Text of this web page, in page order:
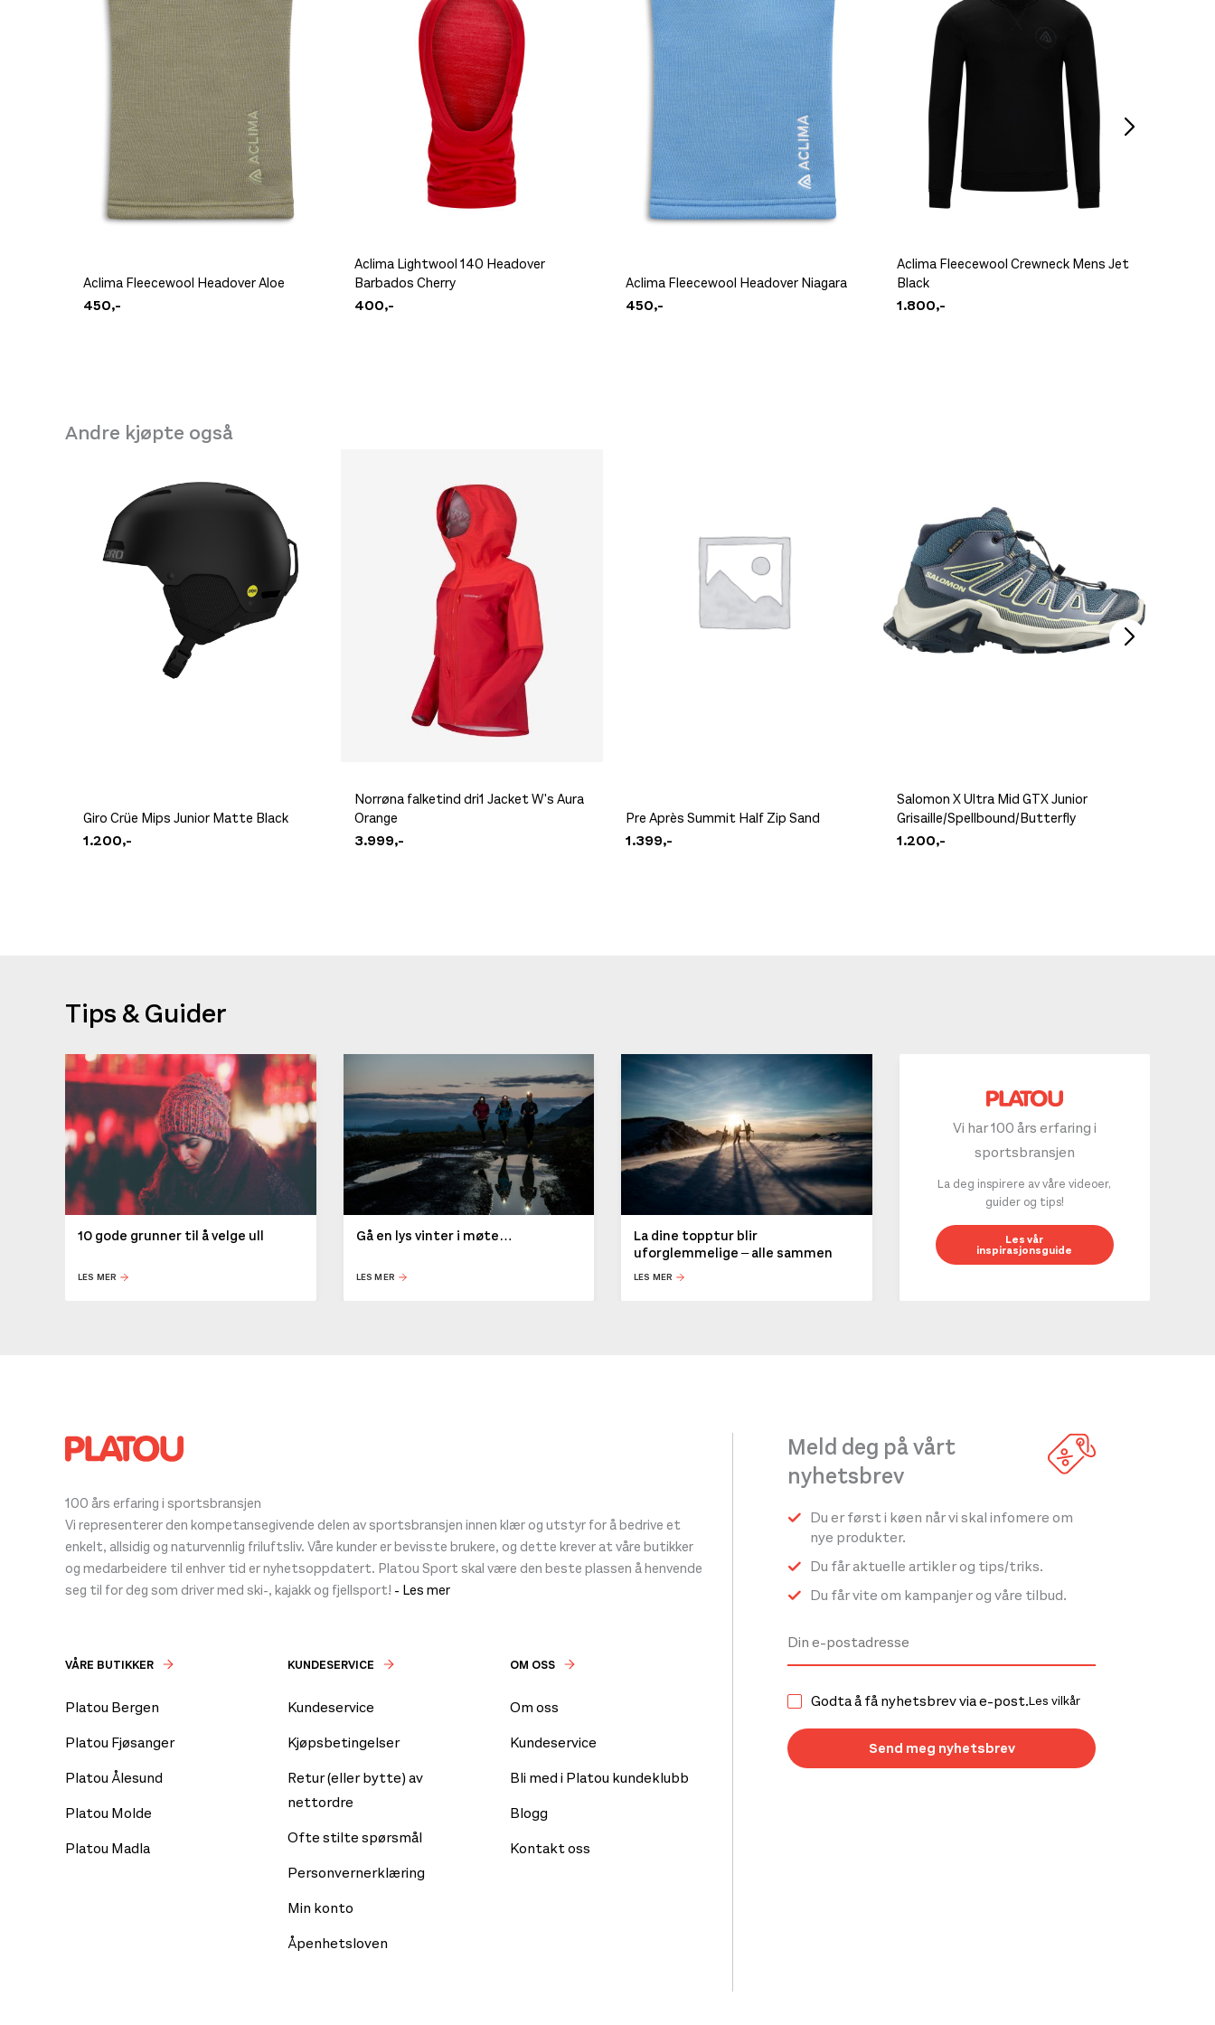
Aclima Fleecewool Headover Aloe
450,-
Aclima Lightwool 140 Headover
Barbados Cherry
400,-
Aclima Fleecewool Headover Niagara
450,-
Aclima Fleecewool Crewneck Mens Jet
Black
1.800,-
Andre kjøpte også
Giro Crüe Mips Junior Matte Black
1.200,-
Norrøna falketind dri1 Jacket W's Aura
Orange
3.999,-
Pre Après Summit Half Zip Sand
1.399,-
Salomon X Ultra Mid GTX Junior
Grisaille/Spellbound/Butterfly
1.200,-
Tips & Guider
10 gode grunner til å velge ull
LES MER
Gå en lys vinter i møte…
LES MER
La dine topptur blir
uforglemmelige – alle sammen
LES MER
Vi har 100 års erfaring i
sportsbransjen
La deg inspirere av våre videoer,
guider og tips!
Les vår
inspirasjonsguide
100 års erfaring i sportsbransjen
Vi representerer den kompetansegivende delen av sportsbransjen innen klær og utstyr for å bedrive et
enkelt, allsidig og naturvennlig friluftsliv. Våre kunder er bevisste brukere, og dette krever at våre butikker
og medarbeidere til enhver tid er nyhetsoppdatert. Platou Sport skal være den beste plassen å henvende
seg til for deg som driver med ski-, kajakk og fjellsport! - Les mer
VÅRE BUTIKKER
Platou Bergen
Platou Fjøsanger
Platou Ålesund
Platou Molde
Platou Madla
KUNDESERVICE
Kundeservice
Kjøpsbetingelser
Retur (eller bytte) av
nettordre
Ofte stilte spørsmål
Personvernerklæring
Min konto
Åpenhetsloven
OM OSS
Om oss
Kundeservice
Bli med i Platou kundeklubb
Blogg
Kontakt oss
Meld deg på vårt
nyhetsbrev
Du er først i køen når vi skal infomere om
nye produkter.
Du får aktuelle artikler og tips/triks.
Du får vite om kampanjer og våre tilbud.
Godta å få nyhetsbrev via e-post.Les vilkår